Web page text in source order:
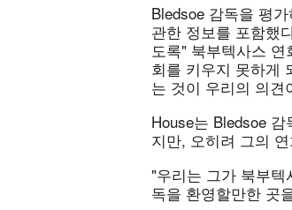
Bledsoe 감독을 평
관한 정보를 포함했
도록" 북부텍사스
회를 키우지 못하게
는 것이 우리의 의견
House는 Bledsoe
지만, 오히려 그의
"우리는 그가 북부
독을 환영할만한 곳